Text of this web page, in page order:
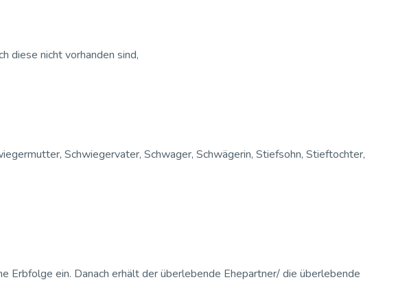
diese nicht vorhanden sind,
Schwiegervater, Schwager, Schwägerin, Stiefsohn, Stieftochter,
ein. Danach erhält der überlebende Ehepartner/ die überlebende